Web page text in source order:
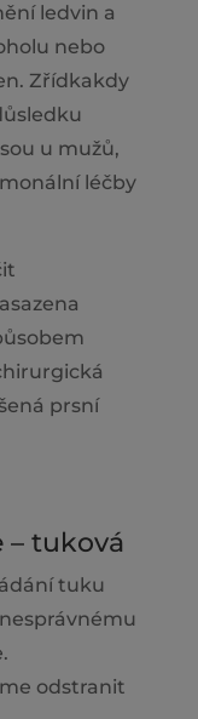
ledvin a
nebo
Zřídkakdy
u mužů,
léčby
prsní
– tuková
tuku
odstranit